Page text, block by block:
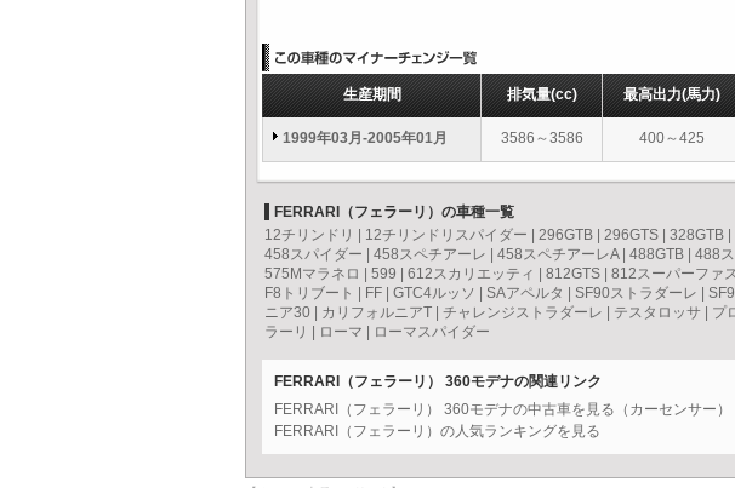
生産期間 排気量(cc) 最高出力(馬力)
1999年03月-2005年01月 3586～3586 400～425
FERRARI（フェラーリ）の車種一覧
12チリンドリ
12チリンドリスパイダー 296GTB 296GTS 328GTB
458スパイダー
458スペチアーレ 458スペチアーレA| 488GTB 488
575Mマラネロ
599 612スカリエッティ 812GTS 812スーパーファ
F8トリブート
FF GTC4ルッソ SAアペルタ SF90ストラダーレ
ニア30
カリフォルニアT チャレンジストラダーレ テスタロッサ プ
ラーリ
ローマ ローマスパイダー
FERRARI（フェラーリ） 360モデナの関連リンク
FERRARI（フェラーリ） 360モデナの中古車を見る（カーセンサー）
FERRARI（フェラーリ）の人気ランキングを見る